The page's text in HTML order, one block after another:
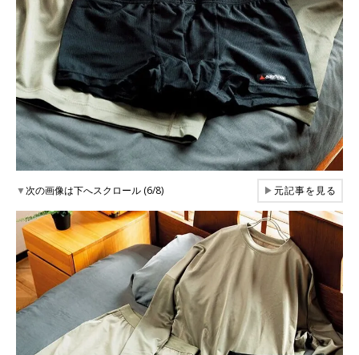
▼次の画像は下へスクロール (6/8) ▶元記事を見る